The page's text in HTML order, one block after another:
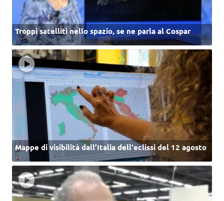
Troppi satelliti nello spazio, se ne parla al Cospar
Mappe di visibilità dall’Italia dell'eclissi del 12 agosto